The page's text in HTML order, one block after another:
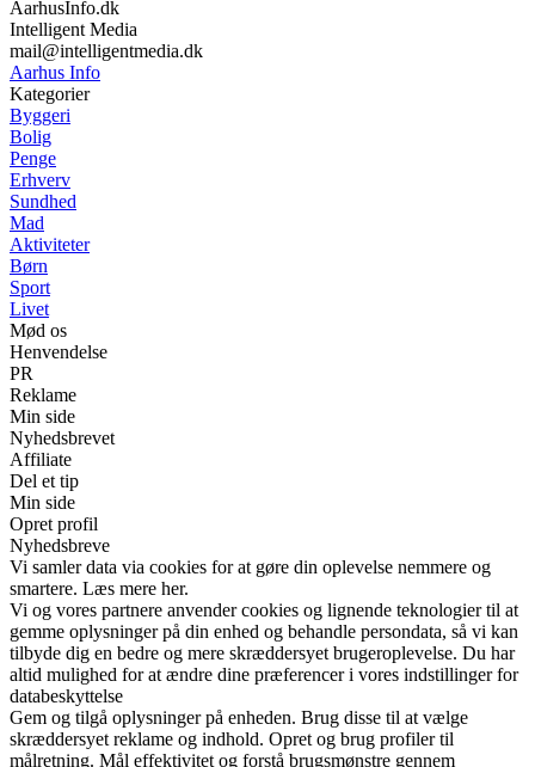
AarhusInfo.dk
Intelligent Media
mail@intelligentmedia.dk
Aarhus Info
Kategorier
Byggeri
Bolig
Penge
Erhverv
Sundhed
Mad
Aktiviteter
Børn
Sport
Livet
Mød os
Henvendelse
PR
Reklame
Min side
Nyhedsbrevet
Affiliate
Del et tip
Min side
Opret profil
Nyhedsbreve
Vi samler data via cookies for at gøre din oplevelse nemmere og
smartere. Læs mere her.
Vi og vores partnere anvender cookies og lignende teknologier til at
gemme oplysninger på din enhed og behandle persondata, så vi kan
tilbyde dig en bedre og mere skræddersyet brugeroplevelse. Du har
altid mulighed for at ændre dine præferencer i vores indstillinger for
databeskyttelse
Gem og tilgå oplysninger på enheden. Brug disse til at vælge
skræddersyet reklame og indhold. Opret og brug profiler til
målretning. Mål effektivitet og forstå brugsmønstre gennem